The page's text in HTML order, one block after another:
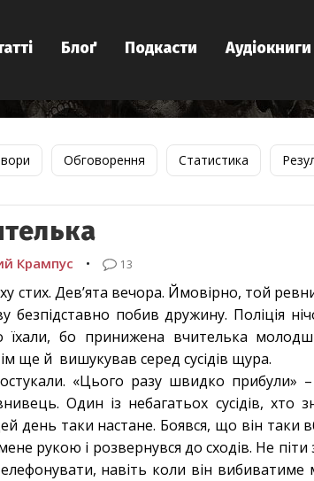
Блоґ Подкасти Аудіокниги
Обговорення Статистика
Крампус • 13
стих. Дев’ята вечора. Ймовірно, той
безпідставно побив дружину. Поліція
їхали, бо принижена вчителька
ще й вишукував серед сусідів щура.
«Цього разу швидко прибули»
Один із небагатьох сусідів, хто
день таки настане. Боявся, що він таки
рукою і розвернувся до сходів. Не
навіть коли він вибиватиме